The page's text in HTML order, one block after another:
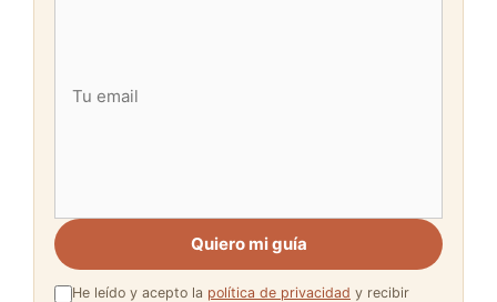
Quiero mi guía
He leído y acepto la política de privacidad y recibir